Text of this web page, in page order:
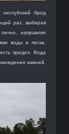
брод
раз, выбирая
направлял
воды и песка.
предел. Вода
камней.